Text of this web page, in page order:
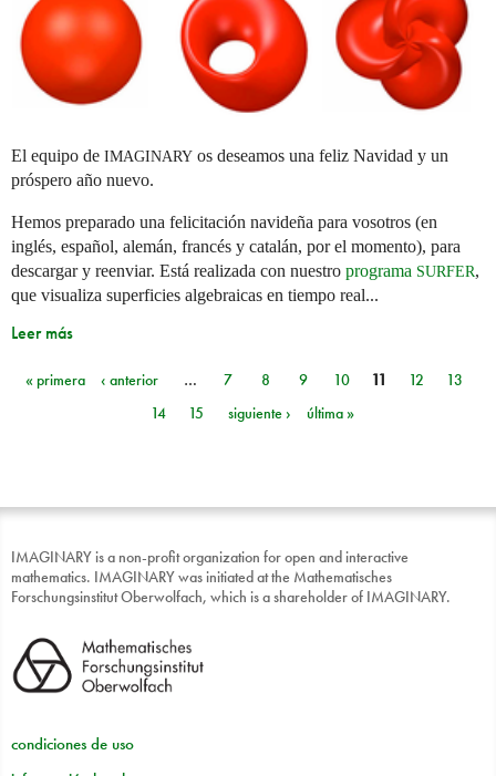
El equipo de IMAGINARY os deseamos una feliz Navidad y un
próspero año nuevo.
Hemos preparado una felicitación navideña para vosotros (en
inglés, español, alemán, francés y catalán, por el momento), para
descargar y reenviar. Está realizada con nuestro programa SURFER,
que visualiza superficies algebraicas en tiempo real...
Leer más
Páginas
« primera ‹ anterior … 7 8 9 10 11 12
13
14
15 siguiente › última »
IMAGINARY is a non-profit organization for open and interactive
mathematics. IMAGINARY was initiated at the Mathematisches
Forschungsinstitut Oberwolfach, which is a shareholder of IMAGINARY.
condiciones de uso